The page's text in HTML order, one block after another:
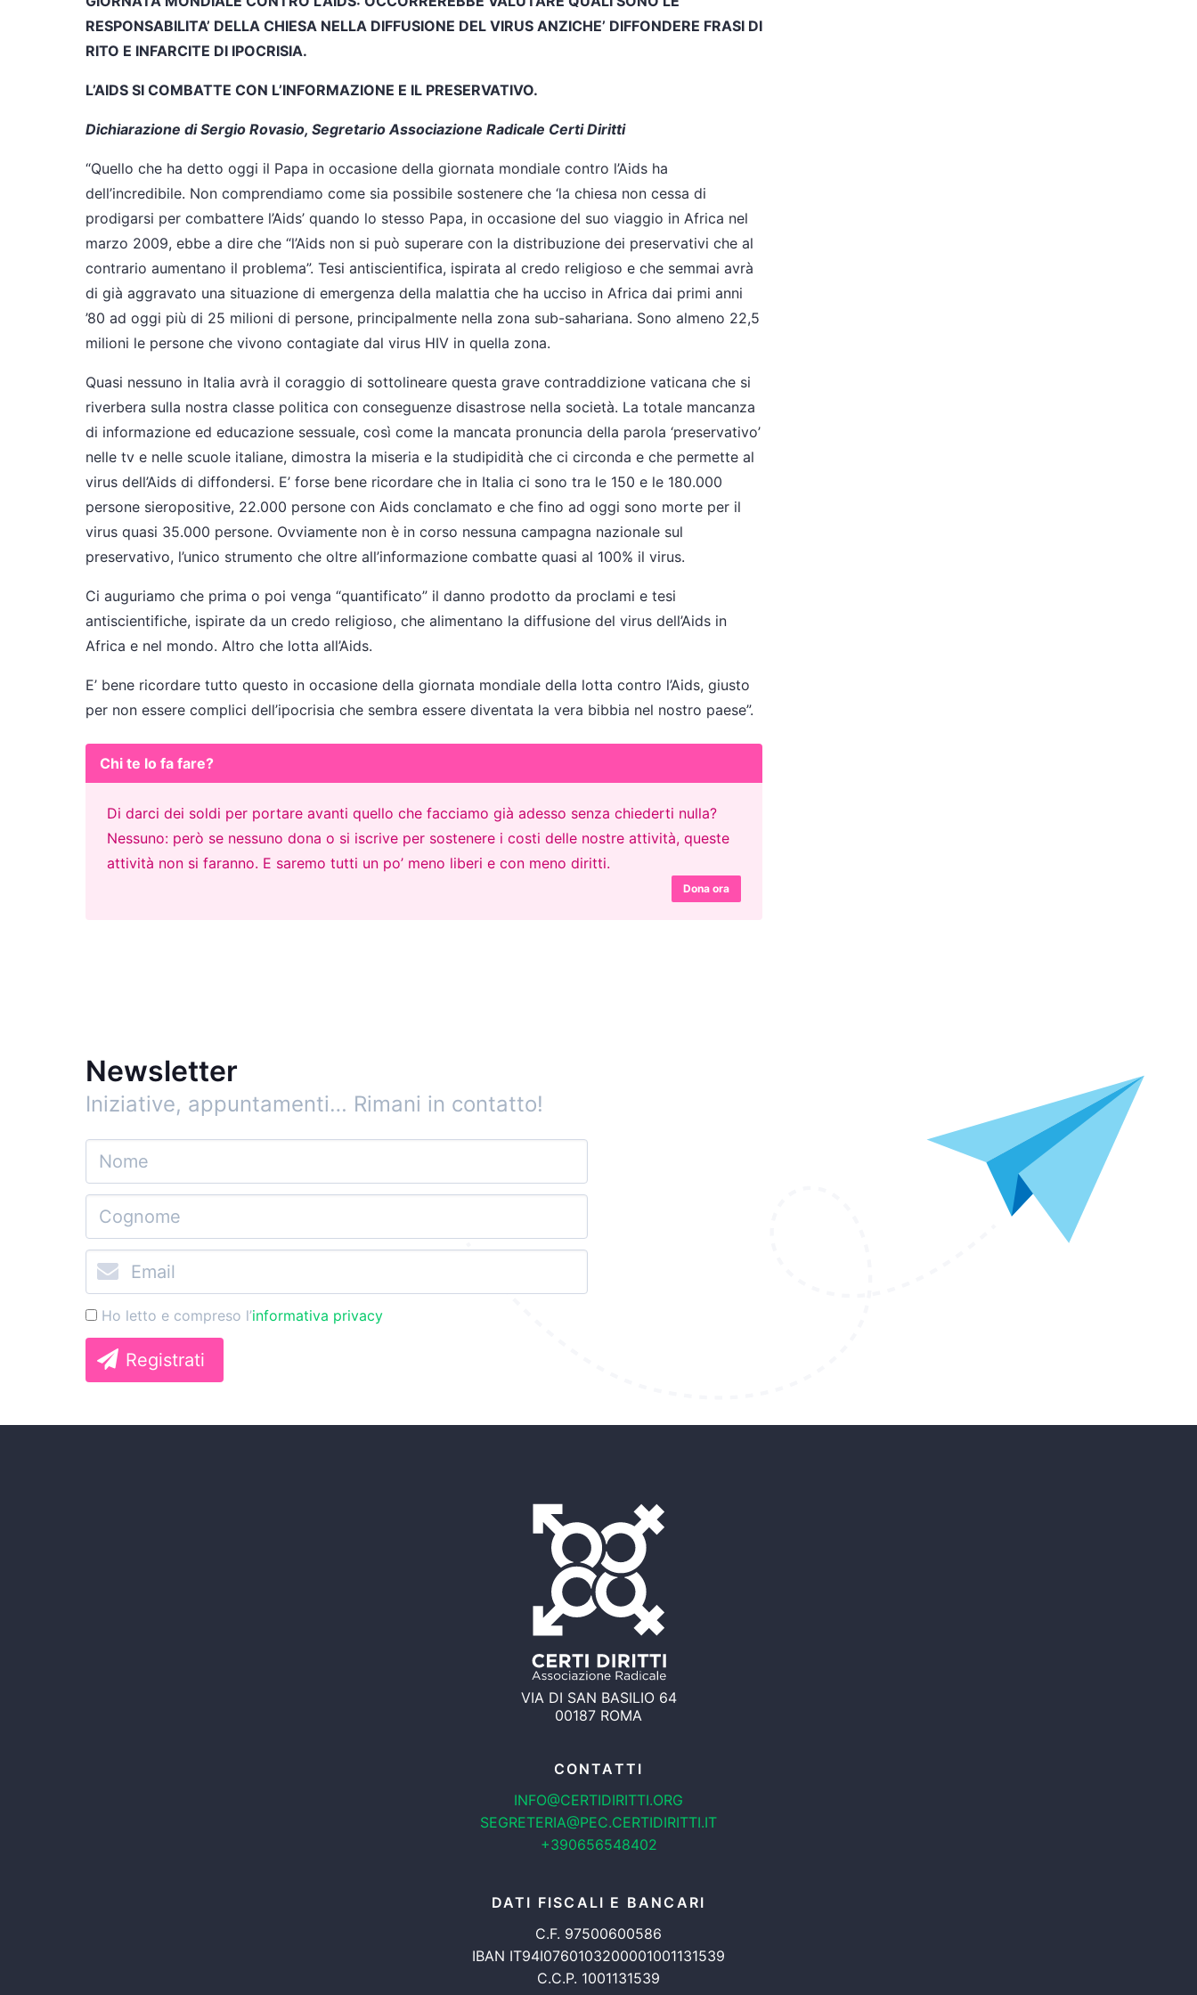
RESPONSABILITA’ DELLA CHIESA NELLA DIFFUSIONE DEL VIRUS ANZICHE’ DIFFONDERE FRASI DI
RITO E INFARCITE DI IPOCRISIA.
L’AIDS SI COMBATTE CON L’INFORMAZIONE E IL PRESERVATIVO.
Dichiarazione di Sergio Rovasio, Segretario Associazione Radicale Certi Diritti
“Quello che ha detto oggi il Papa in occasione della giornata mondiale contro l’Aids ha
dell’incredibile. Non comprendiamo come sia possibile sostenere che ‘la chiesa non cessa di
prodigarsi per combattere l’Aids’ quando lo stesso Papa, in occasione del suo viaggio in Africa nel
marzo 2009, ebbe a dire che “l’Aids non si può superare con la distribuzione dei preservativi che al
contrario aumentano il problema”. Tesi antiscientifica, ispirata al credo religioso e che semmai avrà
di già aggravato una situazione di emergenza della malattia che ha ucciso in Africa dai primi anni
’80 ad oggi più di 25 milioni di persone, principalmente nella zona sub-sahariana. Sono almeno 22,5
milioni le persone che vivono contagiate dal virus HIV in quella zona.
Quasi nessuno in Italia avrà il coraggio di sottolineare questa grave contraddizione vaticana che si
riverbera sulla nostra classe politica con conseguenze disastrose nella società. La totale mancanza
di informazione ed educazione sessuale, così come la mancata pronuncia della parola ‘preservativo’
nelle tv e nelle scuole italiane, dimostra la miseria e la studipidità che ci circonda e che permette al
virus dell’Aids di diffondersi. E’ forse bene ricordare che in Italia ci sono tra le 150 e le 180.000
persone sieropositive, 22.000 persone con Aids conclamato e che fino ad oggi sono morte per il
virus quasi 35.000 persone. Ovviamente non è in corso nessuna campagna nazionale sul
preservativo, l’unico strumento che oltre all’informazione combatte quasi al 100% il virus.
Ci auguriamo che prima o poi venga “quantificato” il danno prodotto da proclami e tesi
antiscientifiche, ispirate da un credo religioso, che alimentano la diffusione del virus dell’Aids in
Africa e nel mondo. Altro che lotta all’Aids.
E’ bene ricordare tutto questo in occasione della giornata mondiale della lotta contro l’Aids, giusto
per non essere complici dell’ipocrisia che sembra essere diventata la vera bibbia nel nostro paese”.
Chi te lo fa fare?
Di darci dei soldi per portare avanti quello che facciamo già adesso senza chiederti nulla?
Nessuno: però se nessuno dona o si iscrive per sostenere i costi delle nostre attività, queste
attività non si faranno. E saremo tutti un po’ meno liberi e con meno diritti.
Dona ora
Newsletter
Iniziative, appuntamenti… Rimani in contatto!
Ho letto e compreso l’informativa privacy
Registrati
VIA DI SAN BASILIO 64
00187 ROMA
CONTATTI
INFO@CERTIDIRITTI.ORG
SEGRETERIA@PEC.CERTIDIRITTI.IT
+390656548402
DATI FISCALI E BANCARI
C.F. 97500600586
IBAN IT94I0760103200001001131539
C.C.P. 1001131539